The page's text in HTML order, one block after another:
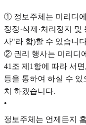
① 정보주체는 미리디
정정·삭제·처리정지
사"라 함)할 수 있습니
② 권리 행사는 미리디
41조 제1항에 따라 서
등을 통하여 하실 수
치 하겠습니다.
•
정보주체는 언제든지